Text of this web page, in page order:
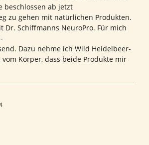
beschlossen ab jetzt
zu gehen mit natürlichen Produkten.
Dr. Schiffmanns NeuroPro. Für mich
Dazu nehme ich Wild Heidelbeer-
vom Körper, dass beide Produkte mir